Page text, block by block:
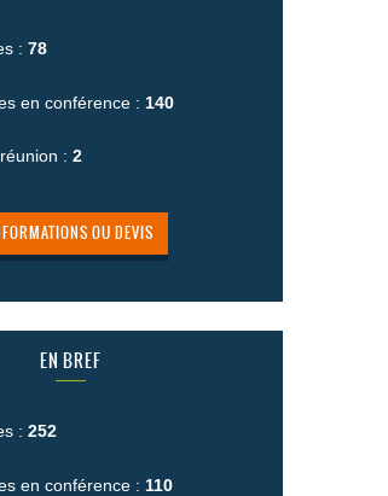
: 78
en conférence : 140
: 2
OU DEVIS
EN BREF
: 252
en conférence : 110